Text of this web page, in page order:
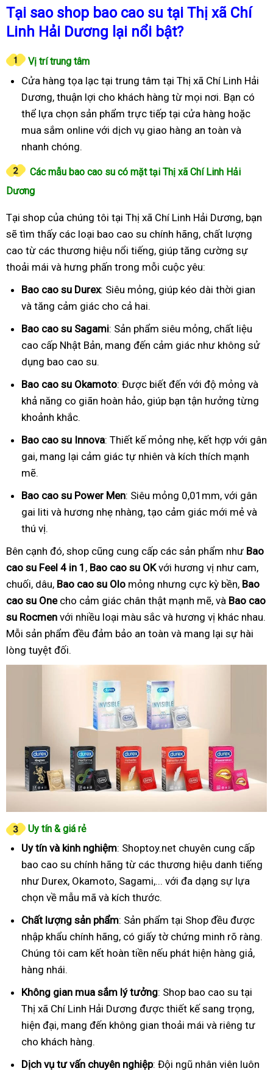
Tại sao shop bao cao su tại Thị xã Chí
Linh Hải Dương lại nổi bật?
Vị trí trung tâm
Cửa hàng tọa lạc tại trung tâm tại Thị xã Chí Linh Hải
Dương, thuận lợi cho khách hàng từ mọi nơi. Bạn có
thể lựa chọn sản phẩm trực tiếp tại cửa hàng hoặc
mua sắm online với dịch vụ giao hàng an toàn và
nhanh chóng.
Các mẫu bao cao su có mặt tại Thị xã Chí Linh Hải
Dương
Tại shop của chúng tôi tại Thị xã Chí Linh Hải Dương, bạn
sẽ tìm thấy các loại bao cao su chính hãng, chất lượng
cao từ các thương hiệu nổi tiếng, giúp tăng cường sự
thoải mái và hưng phấn trong mỗi cuộc yêu:
Bao cao su Durex: Siêu mỏng, giúp kéo dài thời gian
và tăng cảm giác cho cả hai.
Bao cao su Sagami: Sản phẩm siêu mỏng, chất liệu
cao cấp Nhật Bản, mang đến cảm giác như không sử
dụng bao cao su.
Bao cao su Okamoto: Được biết đến với độ mỏng và
khả năng co giãn hoàn hảo, giúp bạn tận hưởng từng
khoảnh khắc.
Bao cao su Innova: Thiết kế mỏng nhẹ, kết hợp với gân
gai, mang lại cảm giác tự nhiên và kích thích mạnh
mẽ.
Bao cao su Power Men: Siêu mỏng 0,01mm, với gân
gai liti và hương nhẹ nhàng, tạo cảm giác mới mẻ và
thú vị.
Bên cạnh đó, shop cũng cung cấp các sản phẩm như Bao
cao su Feel 4 in 1 , Bao cao su OKvới hương vị như cam,
chuối, dâu, Bao cao su Olo mỏng nhưng cực kỳ bền, Bao
cao su Onecho cảm giác chân thật mạnh mẽ, và Bao cao
su Rocmen với nhiều loại màu sắc và hương vị khác nhau.
Mỗi sản phẩm đều đảm bảo an toàn và mang lại sự hài
lòng tuyệt đối.
Uy tín & giá rẻ
Uy tín và kinh nghiệm: Shoptoy.net chuyên cung cấp
bao cao su chính hãng từ các thương hiệu danh tiếng
như Durex, Okamoto, Sagami,... với đa dạng sự lựa
chọn về mẫu mã và kích thước.
Chất lượng sản phẩm: Sản phẩm tại Shop đều được
nhập khẩu chính hãng, có giấy tờ chứng minh rõ ràng.
Chúng tôi cam kết hoàn tiền nếu phát hiện hàng giả,
hàng nhái.
Không gian mua sắm lý tưởng: Shop bao cao su tại
Thị xã Chí Linh Hải Dương được thiết kế sang trọng,
hiện đại, mang đến không gian thoải mái và riêng tư
cho khách hàng.
Dịch vụ tư vấn chuyên nghiệp: Đội ngũ nhân viên luôn